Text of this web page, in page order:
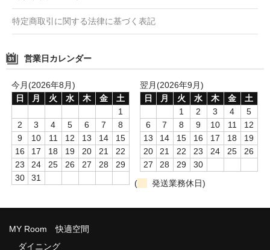
特定商取引に関する法律に基づく表記
営業日カレンダー
今月(2026年8月)
日
月 火 水 木 金
土
1
2
3 4 5 6 7
8
9
10 11 12 13 14
15
16
17 18 19 20 21
22
23
24 25 26 27 28
29
30
31
翌月(2026年9月)
日
月 火 水 木 金
土
1
2 3 4
5
6
7 8 9 10 11
12
13
14 15 16 17 18
19
20
21 22 23 24 25
26
27
28 29
30
(
発送業務休日)
MY Room 快適空間
ダイニング